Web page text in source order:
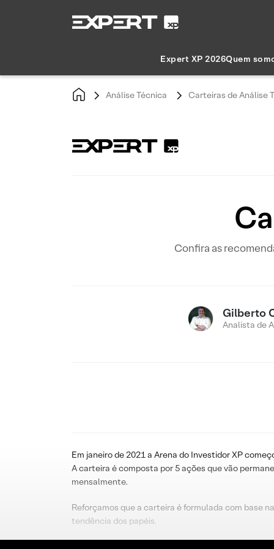
Expert XP 2026Quem
Análise Técnica Carteiras de Análise
Confira as
Gilberto
Analista de
Em janeiro de 2021 a Arena do Investidor XP
A carteira é composta por 5 ações que vão
mensalmente.
Reforçamos que a carteira é formulada com base
tendência dos papéis.